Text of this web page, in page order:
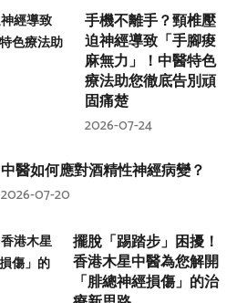
手機不離手？頸椎壓
迫神經導致「手腳痠
麻無力」！中醫特色
療法助您徹底告別頑
固痛楚
2026-07-24
中醫如何應對酒精性神經病變？
2026-07-20
擺脫「踢踏步」困擾！
香港木星中醫為您解開
「腓總神經損傷」的治